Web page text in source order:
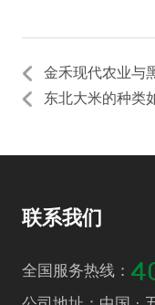
东北大米的种类
联系我们
全国服务热线：